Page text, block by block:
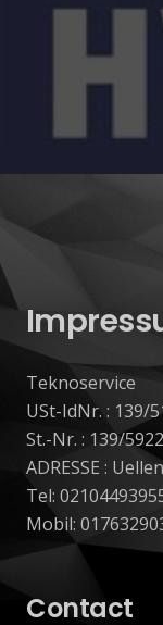
Teknoservice
USt-IdNr. : 139/
St.-Nr. : 139/
ADRESSE :
Tel:
Mobil:
Contact